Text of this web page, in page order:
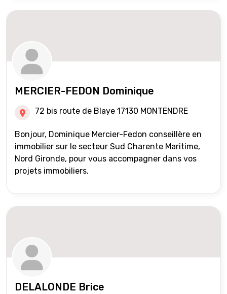
MERCIER-FEDON Dominique
72 bis route de Blaye 17130 MONTENDRE
Bonjour, Dominique Mercier-Fedon conseillère en
immobilier sur le secteur Sud Charente Maritime,
Nord Gironde, pour vous accompagner dans vos
projets immobiliers.
DELALONDE Brice